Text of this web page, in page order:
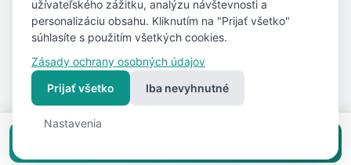
užívateľského zážitku, analýzu návštevnosti a
personalizáciu obsahu. Kliknutím na "Prijať všetko"
súhlasíte s použitím všetkých cookies.
Zásady ochrany osobných údajov
Prijať všetko
Iba nevyhnutné
Nastavenia